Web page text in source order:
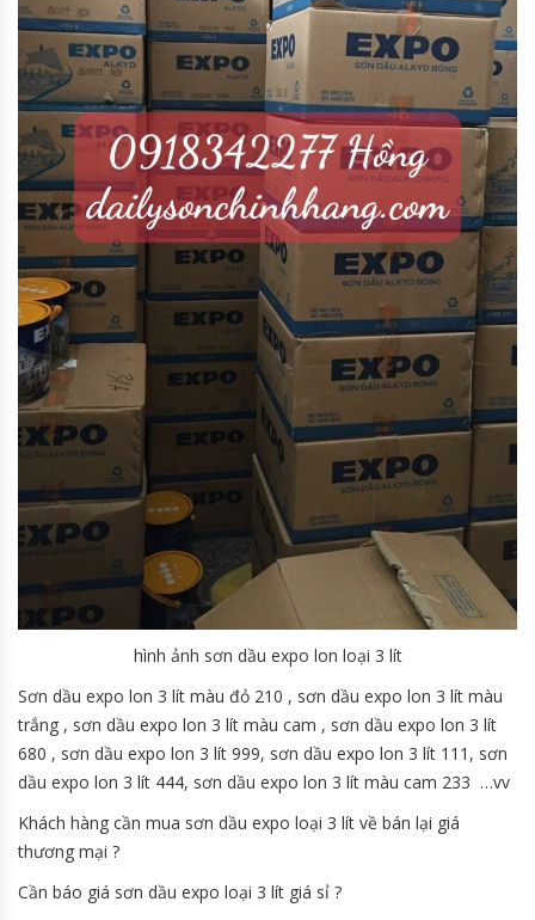
hình ảnh sơn dầu expo lon loại 3 lít
Sơn dầu expo lon 3 lít màu đỏ 210 , sơn dầu expo lon 3 lít màu
trắng , sơn dầu expo lon 3 lít màu cam , sơn dầu expo lon 3 lít
680 , sơn dầu expo lon 3 lít 999, sơn dầu expo lon 3 lít 111, sơn
dầu expo lon 3 lít 444, sơn dầu expo lon 3 lít màu cam 233 …vv
Khách hàng cần mua sơn dầu expo loại 3 lít về bán lại giá
thương mại ?
Cần báo giá sơn dầu expo loại 3 lít giá sỉ ?